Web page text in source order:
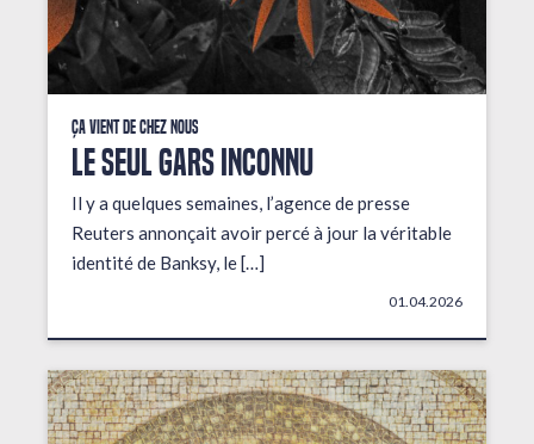
Ça vient de chez nous
LE SEUL GARS INCONNU
Il y a quelques semaines, l’agence de presse
Reuters annonçait avoir percé à jour la véritable
identité de Banksy, le […]
01.04.2026